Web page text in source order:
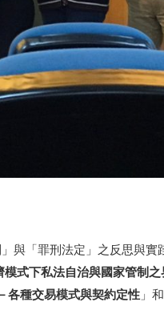
與「罪刑法定」之反思與實
模式下私法自治與國家管制之
各種交易模式與契約定性 」